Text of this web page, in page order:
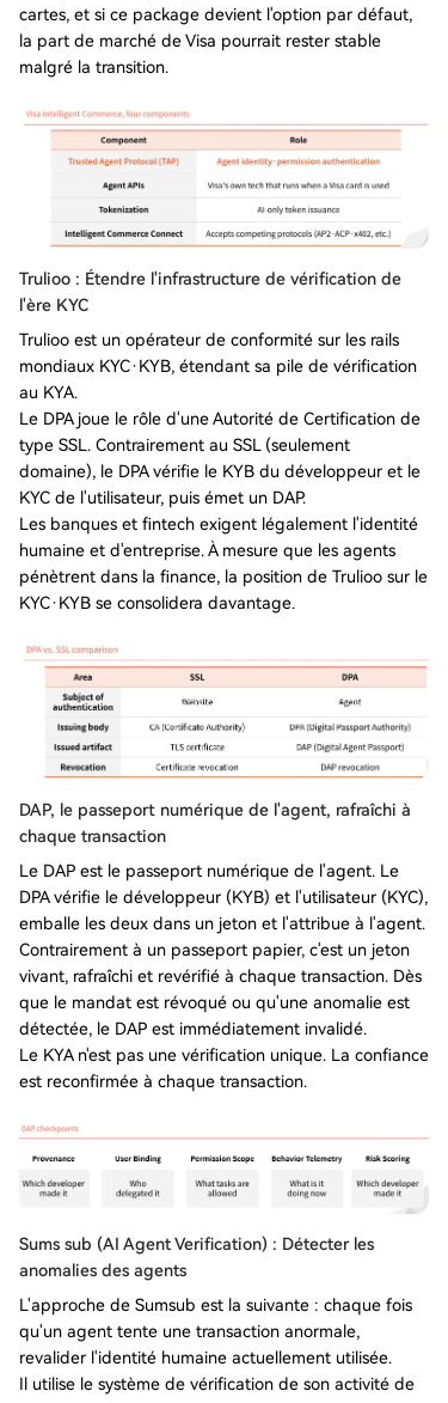
cartes, et si ce package devient l'option par défaut,
la part de marché de Visa pourrait rester stable
malgré la transition.
Trulioo : Étendre l'infrastructure de vérification de
l'ère KYC
Trulioo est un opérateur de conformité sur les rails
mondiaux KYC·KYB, étendant sa pile de vérification
au KYA.
Le DPA joue le rôle d'une Autorité de Certification de
type SSL. Contrairement au SSL (seulement
domaine), le DPA vérifie le KYB du développeur et le
KYC de l'utilisateur, puis émet un DAP.
Les banques et fintech exigent légalement l'identité
humaine et d'entreprise. À mesure que les agents
pénètrent dans la finance, la position de Trulioo sur le
KYC·KYB se consolidera davantage.
DAP, le passeport numérique de l'agent, rafraîchi à
chaque transaction
Le DAP est le passeport numérique de l'agent. Le
DPA vérifie le développeur (KYB) et l'utilisateur (KYC),
emballe les deux dans un jeton et l'attribue à l'agent.
Contrairement à un passeport papier, c'est un jeton
vivant, rafraîchi et revérifié à chaque transaction. Dès
que le mandat est révoqué ou qu'une anomalie est
détectée, le DAP est immédiatement invalidé.
Le KYA n'est pas une vérification unique. La confiance
est reconfirmée à chaque transaction.
Sums sub (AI Agent Verification) : Détecter les
anomalies des agents
L'approche de Sumsub est la suivante : chaque fois
qu'un agent tente une transaction anormale,
revalider l'identité humaine actuellement utilisée.
Il utilise le système de vérification de son activité de